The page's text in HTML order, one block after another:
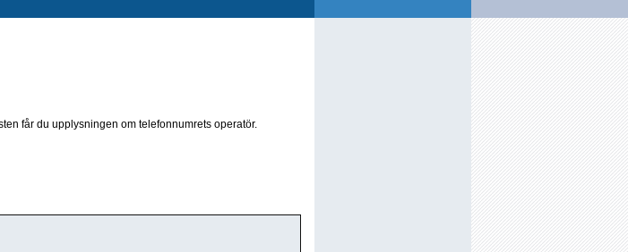
får du upplysningen om telefonnumrets operatör.